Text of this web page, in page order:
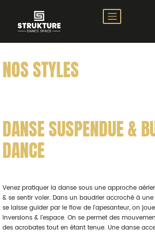
Nos events
NOS STYLES
DANSE SUSPENDUE &
DANCE
Venez pratiquer la danse sous une approche
& se sentir voler. Dans un baudrier accroché à
se laisse guider par le flow de l'apesanteur, on
inversions & l'espace. On se permet des
des acrobates tout en étant tenue. Une danse